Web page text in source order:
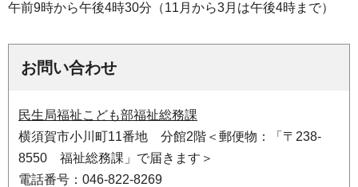
午前9時から午後4時30分（11月から3月は午後4時まで）
お問い合わせ
民生局福祉こども部福祉総務課
横須賀市小川町11番地 分館2階＜郵便物：「〒238-
8550 福祉総務課」で届きます＞
電話番号：046-822-8269